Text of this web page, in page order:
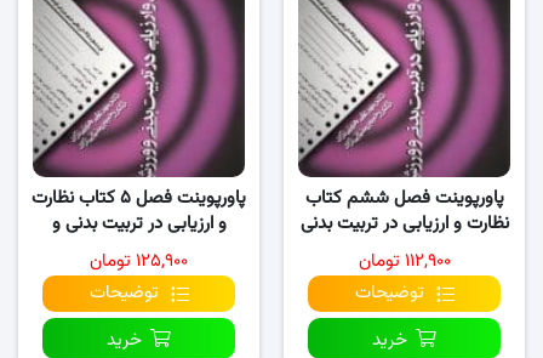
پاورپوینت فصل ششم کتاب
نظارت و ارزیابی در تربیت بدنی
و ورزش
۱۱۲,۹۰۰ تومان
توضیحات
خرید
پاورپوینت فصل ۵ کتاب نظارت
و ارزیابی در تربیت بدنی و
ورزش
۱۲۵,۹۰۰ تومان
توضیحات
خرید